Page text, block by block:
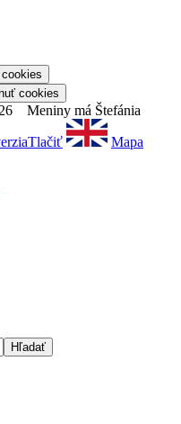
Meniny má Štefánia
Tlačiť
Mapa